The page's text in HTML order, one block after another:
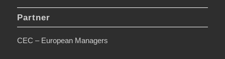
Partner
CEC – European Managers